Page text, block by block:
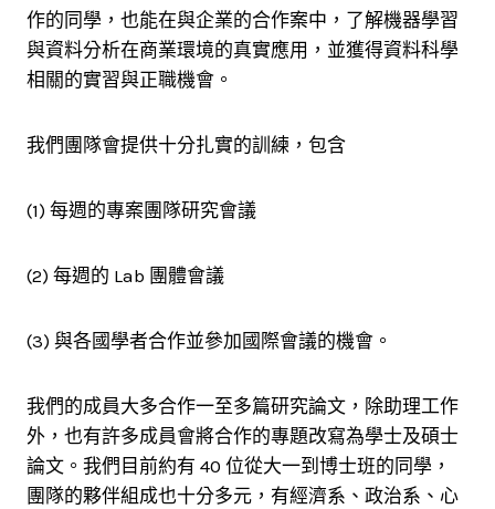
作的同學，也能在與企業的合作案中，了解機器學習
與資料分析在商業環境的真實應用，並獲得資料科學
相關的實習與正職機會。
我們團隊會提供十分扎實的訓練，包含
(1) 每週的專案團隊研究會議
(2) 每週的 Lab 團體會議
(3) 與各國學者合作並參加國際會議的機會。
我們的成員大多合作一至多篇研究論文，除助理工作
外，也有許多成員會將合作的專題改寫為學士及碩士
論文。我們目前約有 40 位從大一到博士班的同學，
團隊的夥伴組成也十分多元，有經濟系、政治系、心